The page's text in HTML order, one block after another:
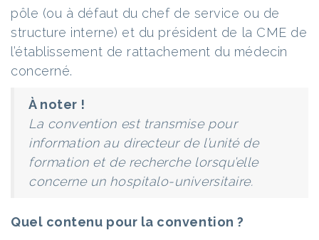
pôle (ou à défaut du chef de service ou de
structure interne) et du président de la CME de
l’établissement de rattachement du médecin
concerné.
À noter !
La convention est transmise pour
information au directeur de l’unité de
formation et de recherche lorsqu’elle
concerne un hospitalo-universitaire.
Quel contenu pour la convention ?